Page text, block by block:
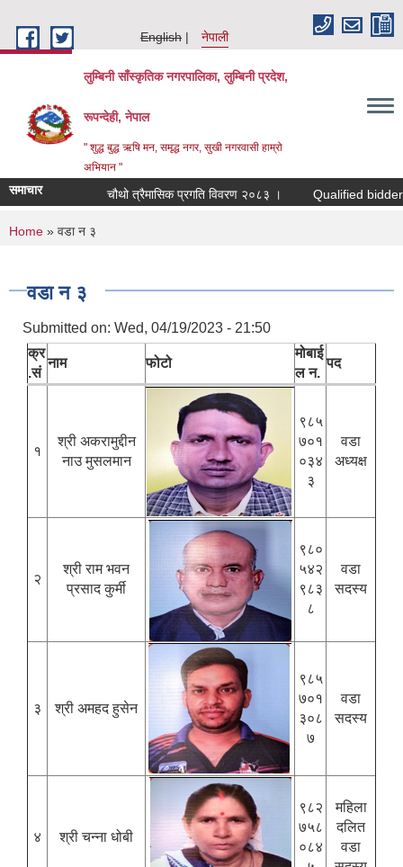
English
नेपाली
लुम्बिनी साँस्कृतिक नगरपालिका, लुम्बिनी प्रदेश,
रूपन्देही, नेपाल
" शुद्ध बुद्ध ऋषि मन, समृद्ध नगर, सुखी नगरवासी हाम्रो
अभियान "
समाचार चौथो त्रैमासिक प्रगति विवरण २०८३ । Qualified bidders in
You are here
Home » वडा न ३
वडा न ३
Submitted on: Wed, 04/19/2023 - 21:50
क्र
.सं
नाम फोटो
मोबाई
ल न.
पद
१
श्री अकरामुद्दीन
नाउ मुसलमान
९८५
७०१
०३४
३
वडा
अध्यक्ष
२
श्री राम भवन
प्रसाद कुर्मी
९८०
५४२
९८३
८
वडा
सदस्य
३ श्री अमहद हुसेन
९८५
७०१
३०८
७
वडा
सदस्य
४ श्री चन्ना धोबी
९८२
७५८
०८४
महिला
दलित
वडा